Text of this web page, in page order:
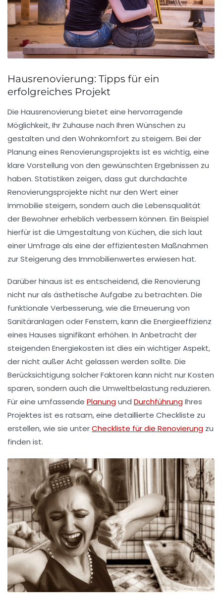
Hausrenovierung: Tipps für ein
erfolgreiches Projekt
Die Hausrenovierung bietet eine hervorragende
Möglichkeit, Ihr Zuhause nach Ihren Wünschen zu
gestalten und den Wohnkomfort zu steigern. Bei der
Planung eines Renovierungsprojekts ist es wichtig, eine
klare Vorstellung von den gewünschten Ergebnissen zu
haben. Statistiken zeigen, dass gut durchdachte
Renovierungsprojekte nicht nur den Wert einer
Immobilie steigern, sondern auch die Lebensqualität
der Bewohner erheblich verbessern können. Ein Beispiel
hierfür ist die Umgestaltung von Küchen, die sich laut
einer Umfrage als eine der effizientesten Maßnahmen
zur Steigerung des Immobilienwertes erwiesen hat.
Darüber hinaus ist es entscheidend, die Renovierung
nicht nur als ästhetische Aufgabe zu betrachten. Die
funktionale Verbesserung, wie die Erneuerung von
Sanitäranlagen oder Fenstern, kann die Energieeffizienz
eines Hauses signifikant erhöhen. In Anbetracht der
steigenden Energiekosten ist dies ein wichtiger Aspekt,
der nicht außer Acht gelassen werden sollte. Die
Berücksichtigung solcher Faktoren kann nicht nur Kosten
sparen, sondern auch die Umweltbelastung reduzieren.
Für eine umfassende Planungund DurchführungIhres
Projektes ist es ratsam, eine detaillierte Checkliste zu
erstellen, wie sie unterCheckliste für die Renovierung zu
finden ist.